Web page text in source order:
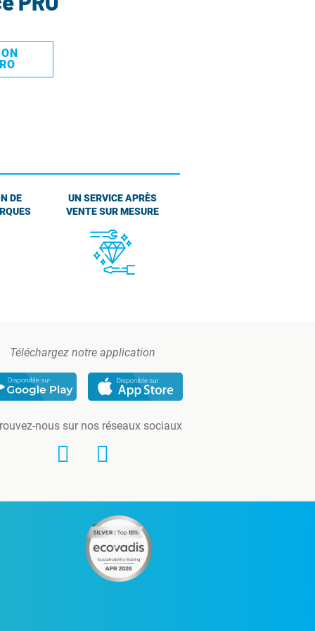
DE
UN SERVICE APRÈS
VENTE SUR MESURE
Téléchargez notre application
nous sur nos réseaux sociaux